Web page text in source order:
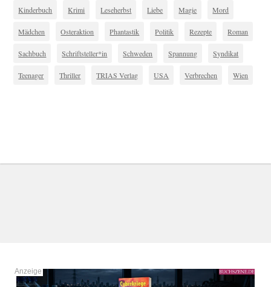
Kinderbuch Krimi Leseherbst Liebe Magie Mord
Mädchen Osteraktion Phantastik Politik Rezepte Roman
Sachbuch Schriftsteller*in Schweden Spannung Syndikat
Teenager Thriller TRIAS Verlag USA Verbrechen Wien